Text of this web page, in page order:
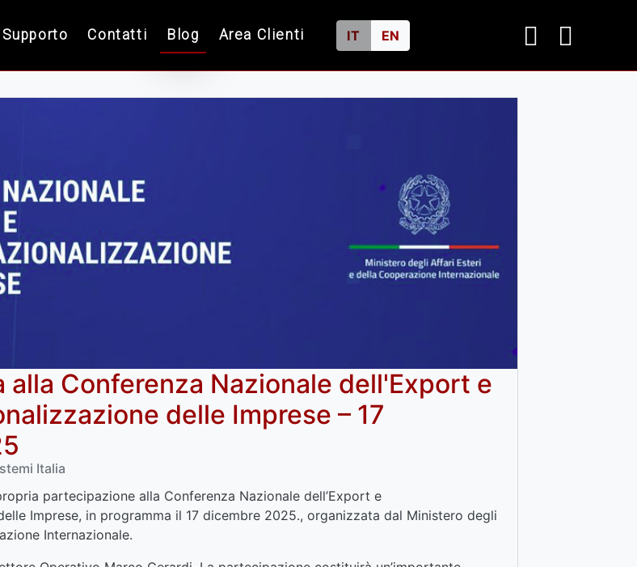
Supporto Contatti Blog Area Clienti IT EN
alla Conferenza Nazionale dell'Export e
delle Imprese – 17
Italia
partecipazione alla Conferenza Nazionale dell’Export e
Imprese, in programma il 17 dicembre 2025., organizzata dal Ministero degli
Internazionale.